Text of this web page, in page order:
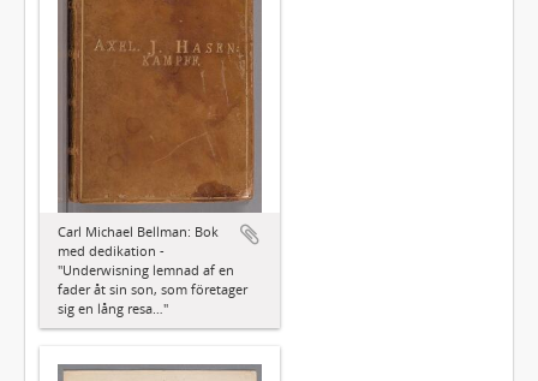
Carl Michael Bellman: Bok
med dedikation -
"Underwisning lemnad af en
fader åt sin son, som företager
sig en lång resa…"